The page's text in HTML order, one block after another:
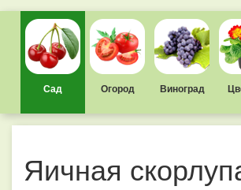
Сад Огород Виноград
Яичная